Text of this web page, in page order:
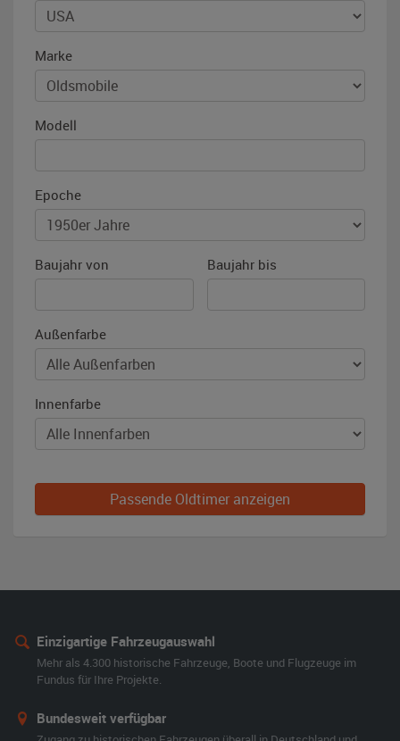
Marke
Modell
Epoche
Baujahr von Baujahr bis
Außenfarbe
Innenfarbe
Passende Oldtimer anzeigen
Einzigartige Fahrzeugauswahl
Mehr als 4.300 historische Fahrzeuge, Boote und Flugzeuge im
Fundus für Ihre Projekte.
Bundesweit verfügbar